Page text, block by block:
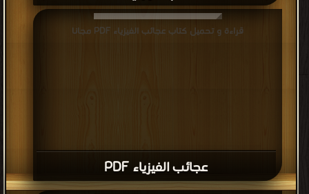
عجائب الفيزياء PDF
قراءة و تحميل كتاب عجائب الفيزياء PDF مجانا